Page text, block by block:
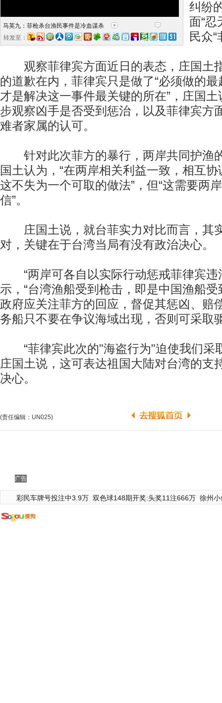
马英九：菲枪杀台渔民事件是冷血谋杀
转发至：
纠纷
面“忍
民众“
观察菲律宾方面近日的表态，庄国土
的道歉在内，菲律宾只是做了“必须做的最
才是解决这一事件最关键的所在”，庄国
步观察凶手是否受到惩治，以及菲律宾方
难者家属的认可。
针对此次菲方的暴行，两岸共同护渔
国土认为，“在两岸相关利益一致，相互
这不失为一个可取的做法”，但“这需要两
信”。
庄国土说，就台菲实力对比而言，其
对，关键在于台湾当局有没有政治决心。
“两岸可各自以实际行动惩戒菲律宾违
示，“台湾渔船受到枪击，即是中国渔船受
政府应关注菲方的回应，督促其惩凶、赔
务船只不要在争议海域出现，否则可采取
“菲律宾此次的"海盗行为"迫使我们采
庄国土说，这可表达祖国大陆对台湾的支
决心。
(责任编辑：UN025)
广告
彩民车牌号投注中3.9万 双色球148期开奖:头奖11注666万 徐州